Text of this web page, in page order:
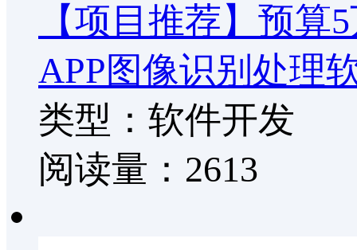
【项目推荐】预
APP图像识别处理
类型：软件开发
阅读量：2613